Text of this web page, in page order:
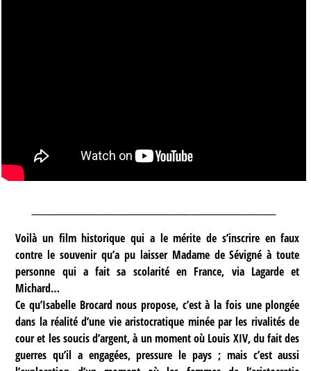
Voilà un film historique qui a le mérite de s’inscrire en faux
contre le souvenir qu’a pu laisser Madame de Sévigné à toute
personne qui a fait sa scolarité en France, via Lagarde et
Michard…
Ce qu’Isabelle Brocard nous propose, c’est à la fois une plongée
dans la réalité d’une vie aristocratique minée par les rivalités de
cour et les soucis d’argent, à un moment où Louis XIV, du fait des
guerres qu’il a engagées, pressure le pays ; mais c’est aussi